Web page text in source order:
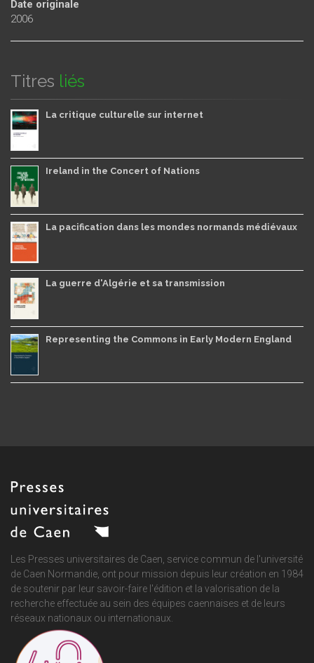
Date originale
2006
Titres liés
La critique culturelle sur internet
Ireland in the Concert of Nations
La pacification dans les mondes normands médiévaux
La guerre d'Algérie et sa transmission
Representing the Commons in Early Modern England
Les Presses universitaires de Caen, service commun de l'université
de Caen Normandie, ont pour mission depuis leur création en 1984
de soutenir par leur savoir-faire l'édition et la valorisation de la
recherche effectuée au sein des équipes caennaises et de leurs
réseaux nationaux ou internationaux.